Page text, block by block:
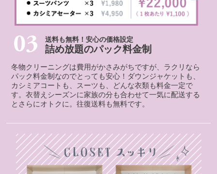
送料も無料！安心の価格設定
詰め放題のパック料金制
冬物クリーニングは費用がかさみがちですが、ラクリなら
パック料金制なのでとっても安心！ダウンジャケットも、
カシミアコートも、スーツも、どんな衣類も料金一定で
す。衣替えシーズンに家族の分も合わせて一気に配送する
とさらにオトクに。往復送料も無料です。